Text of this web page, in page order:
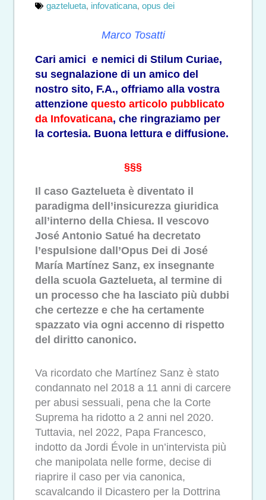
gaztelueta, infovaticana, opus dei
Marco Tosatti
Cari amici e nemici di Stilum Curiae,
su segnalazione di un amico del
nostro sito, F.A., offriamo alla vostra
attenzione questo articolo pubblicato
da Infovaticana, che ringraziamo per
la cortesia. Buona lettura e diffusione.
§§§
Il caso Gaztelueta è diventato il
paradigma dell’insicurezza giuridica
all’interno della Chiesa. Il vescovo
José Antonio Satué ha decretato
l’espulsione dall’Opus Dei di José
María Martínez Sanz, ex insegnante
della scuola Gaztelueta, al termine di
un processo che ha lasciato più dubbi
che certezze e che ha certamente
spazzato via ogni accenno di rispetto
del diritto canonico.
Va ricordato che Martínez Sanz è stato
condannato nel 2018 a 11 anni di carcere
per abusi sessuali, pena che la Corte
Suprema ha ridotto a 2 anni nel 2020.
Tuttavia, nel 2022, Papa Francesco,
indotto da Jordi Évole in un’intervista più
che manipolata nelle forme, decise di
riaprire il caso per via canonica,
scavalcando il Dicastero per la Dottrina